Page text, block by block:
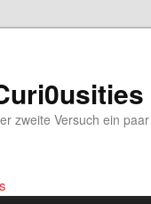
zweite Versuch ein